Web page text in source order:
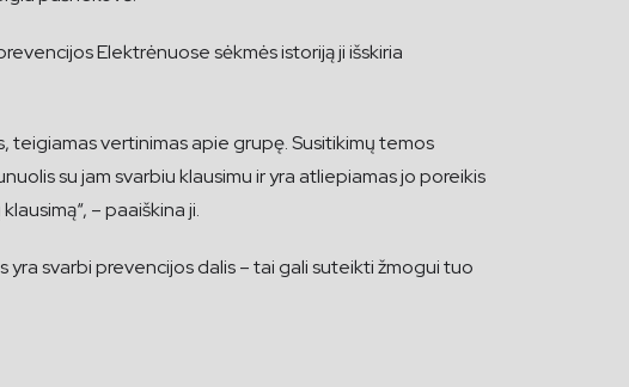
Elektrėnuose sėkmės istoriją ji išskiria
teigiamas vertinimas apie grupę. Susitikimų temos
su jam svarbiu klausimu ir yra atliepiamas jo poreikis
– paaiškina ji.
svarbi prevencijos dalis – tai gali suteikti žmogui tuo